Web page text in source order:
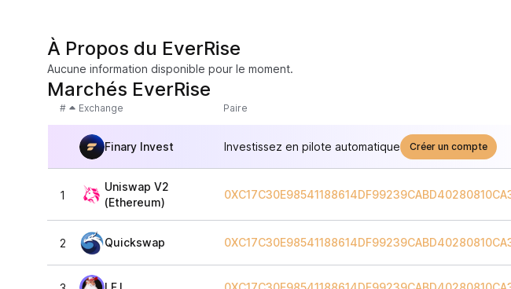
À Propos du EverRise
Aucune information disponible pour le moment.
Marchés EverRise
# Exchange Paire
Finary Invest Investissez en pilote automatique Créer un compte
1
Uniswap V2
(Ethereum)
2 Quickswap